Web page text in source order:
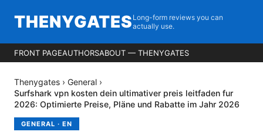
THENYGATES Long-form reviews you can
actually use.
FRONT PAGEAUTHORSABOUT — THENYGATES
Thenygates › General ›
Surfshark vpn kosten dein ultimativer preis leitfaden fur
2026: Optimierte Preise, Pläne und Rabatte im Jahr 2026
GENERAL · EN